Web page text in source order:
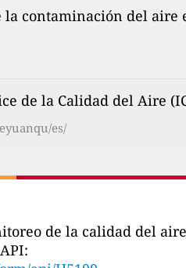
la contaminación del aire
de la Calidad del Aire
es/
de la calidad del